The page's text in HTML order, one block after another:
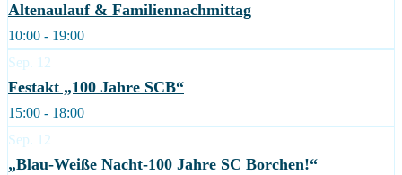
Altenaulauf & Familiennachmittag
10:00 - 19:00
Sep. 12
Festakt „100 Jahre SCB“
15:00 - 18:00
Sep. 12
„Blau-Weiße Nacht-100 Jahre SC Borchen!“